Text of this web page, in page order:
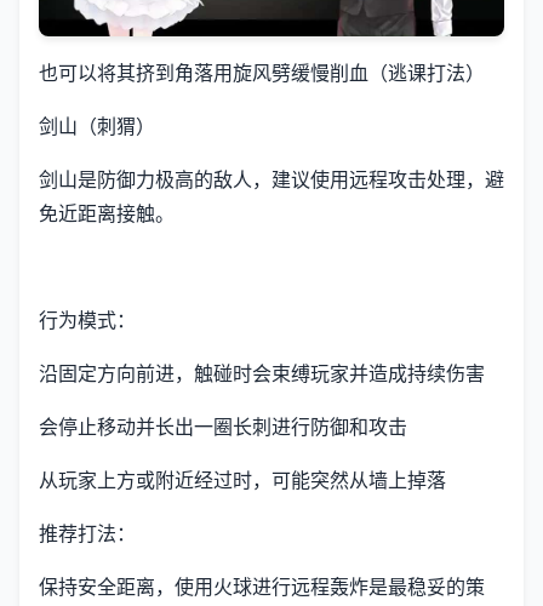
也可以将其挤到角落用旋风劈缓慢削血（逃课打法）
剑山（刺猬）
剑山是防御力极高的敌人，建议使用远程攻击处理，避
免近距离接触。
行为模式：
沿固定方向前进，触碰时会束缚玩家并造成持续伤害
会停止移动并长出一圈长刺进行防御和攻击
从玩家上方或附近经过时，可能突然从墙上掉落
推荐打法：
保持安全距离，使用火球进行远程轰炸是最稳妥的策